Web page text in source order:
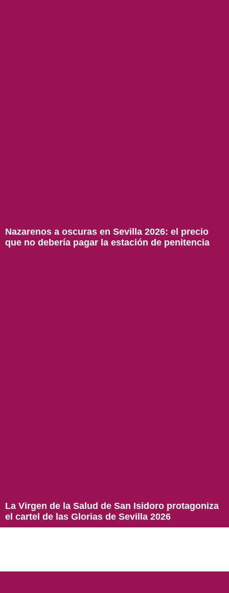
Nazarenos a oscuras en Sevilla 2026: el precio
que no debería pagar la estación de penitencia
La Virgen de la Salud de San Isidoro protagoniza
el cartel de las Glorias de Sevilla 2026